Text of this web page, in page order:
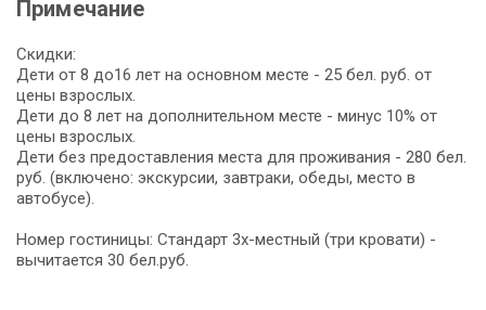
Примечание
Скидки:
Дети от 8 до16 лет на основном месте - 25 бел. руб. от
цены взрослых.
Дети до 8 лет на дополнительном месте - минус 10% от
цены взрослых.
Дети без предоставления места для проживания - 280 бел.
руб. (включено: экскурсии, завтраки, обеды, место в
автобусе).
Номер гостиницы: Стандарт 3х-местный (три кровати) -
вычитается 30 бел.руб.